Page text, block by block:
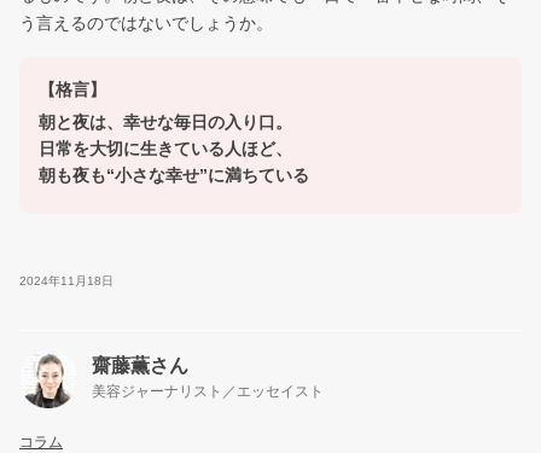
ログアウトしますか？
はい
う言えるのではないでしょうか。
【格言】
朝と夜は、幸せな毎日の入り口。
日常を大切に生きている人ほど、
朝も夜も“小さな幸せ”に満ちている
2024年11月18日
齋藤薫さん
美容ジャーナリスト／エッセイスト
コラム